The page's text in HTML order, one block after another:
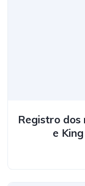
Registro dos
e